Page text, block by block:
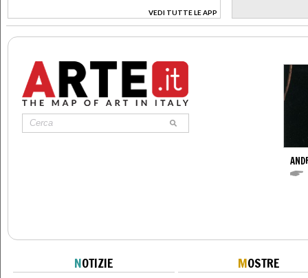
VEDI TUTTE LE APP
>
NOTIZIE MOSTRE